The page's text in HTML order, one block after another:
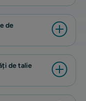
de
de talie